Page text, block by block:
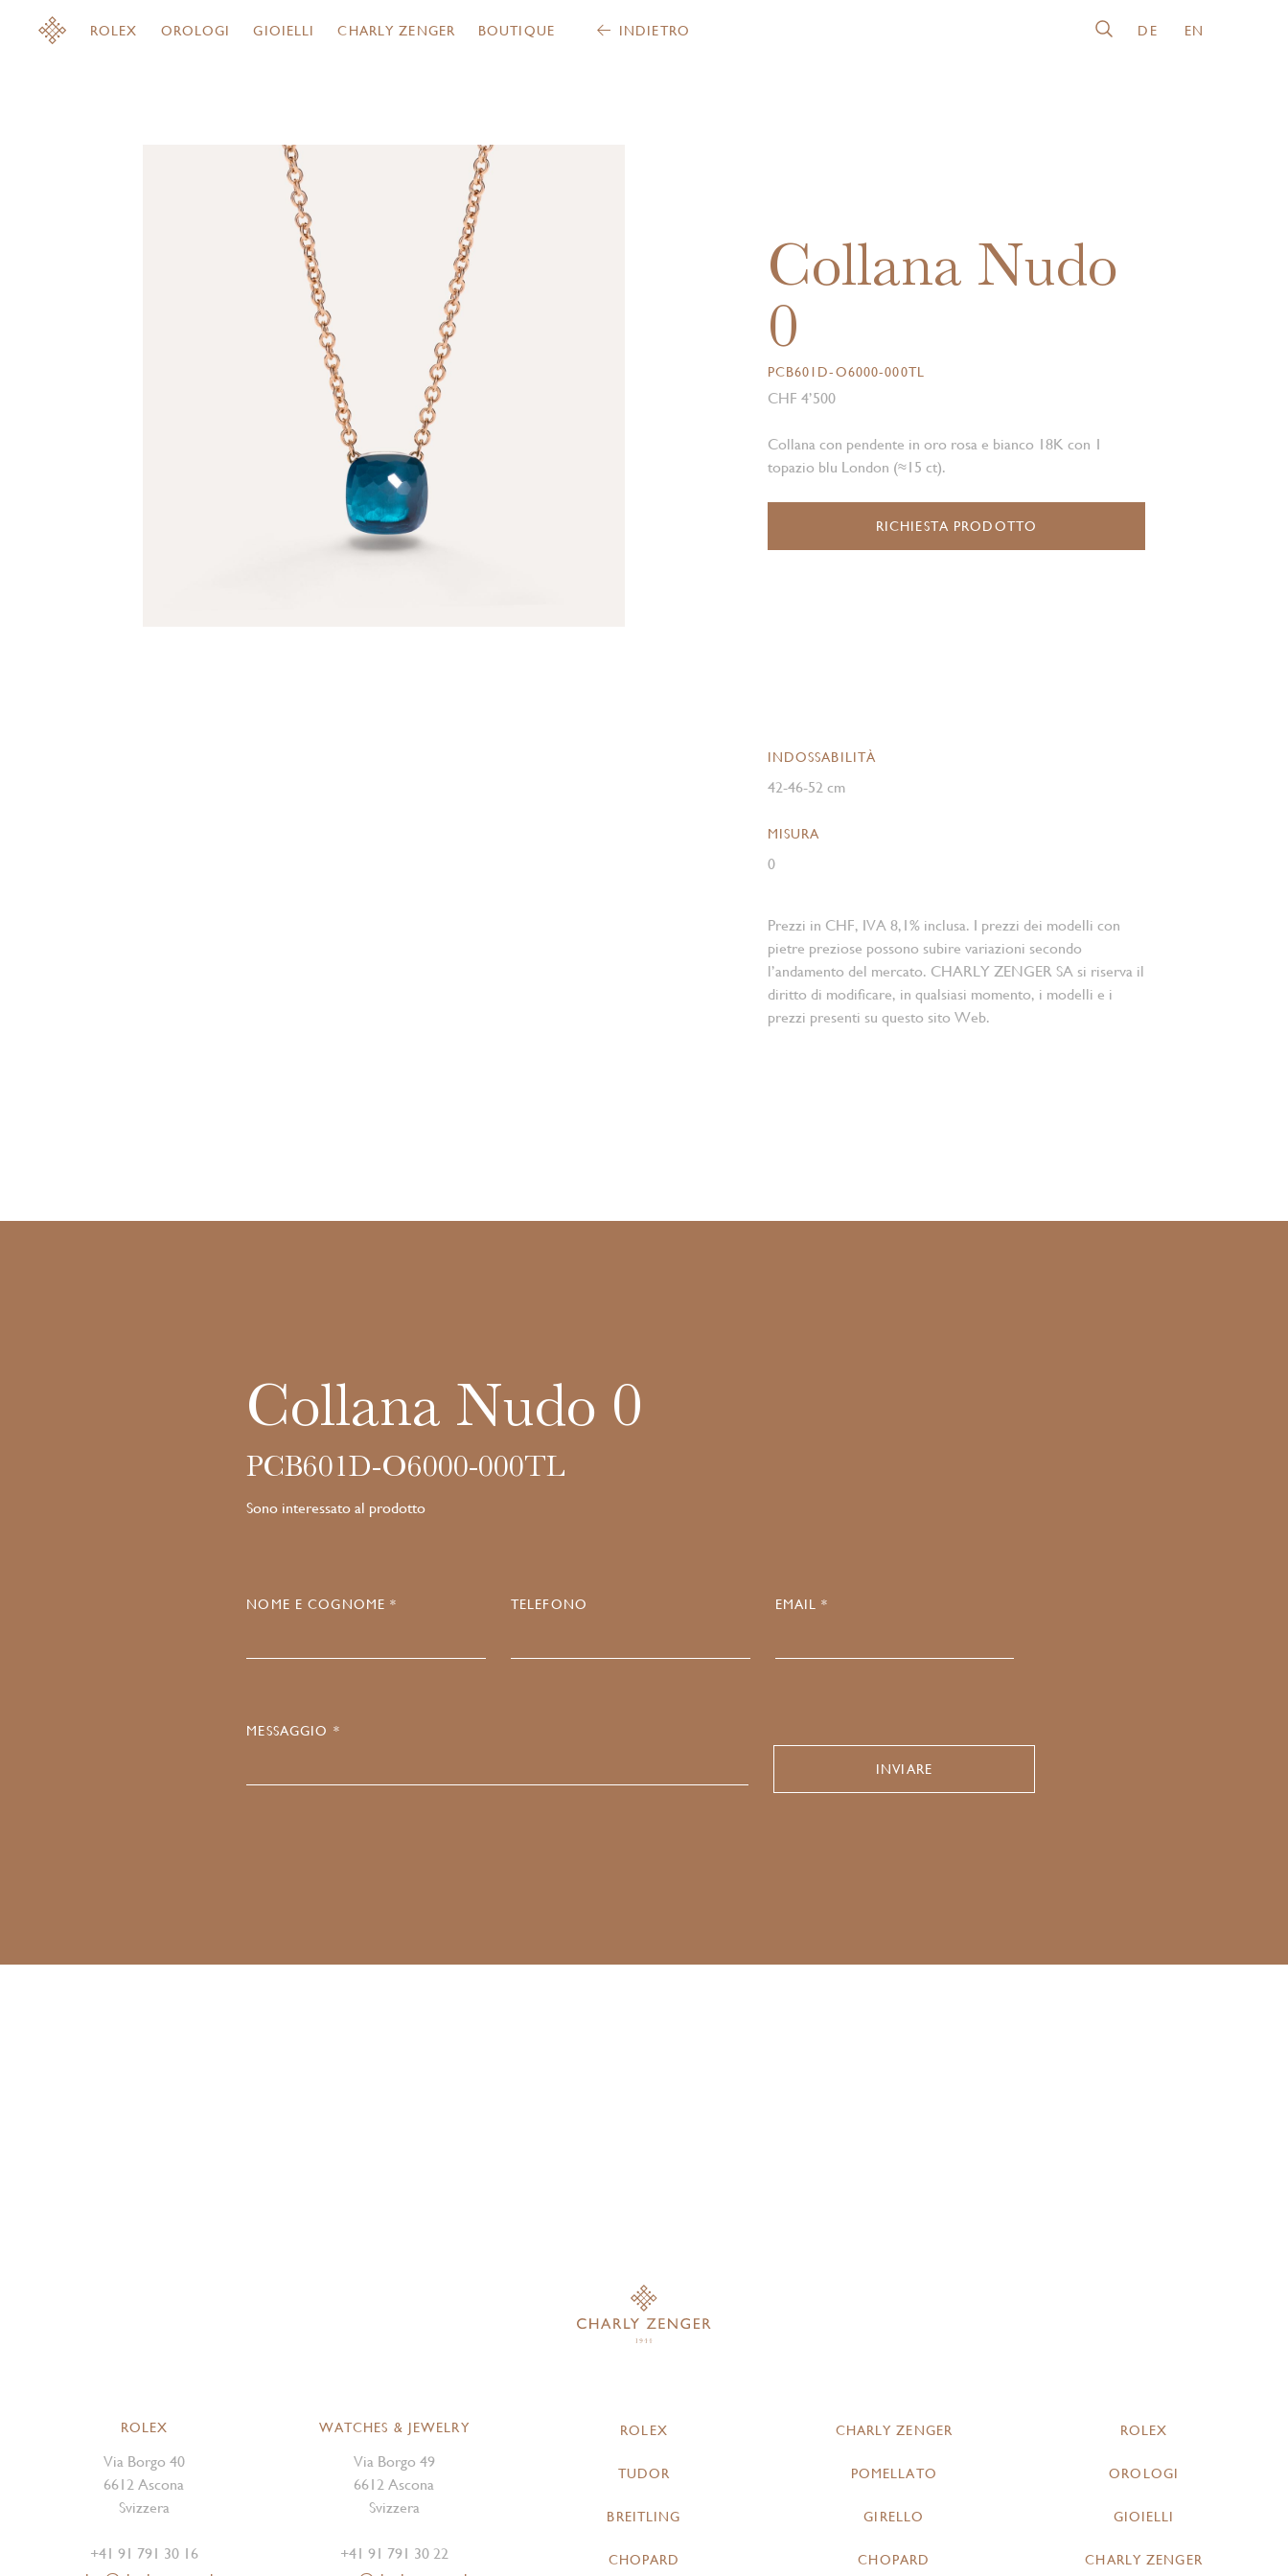
ROLEX OROLOGI GIOIELLI CHARLY ZENGER BOUTIQUE INDIETRO DE EN
Collana Nudo
0
PCB601D-O6000-000TL
CHF 4’500
Collana con pendente in oro rosa e bianco 18K con 1
topazio blu London (≈15 ct).
RICHIESTA PRODOTTO
INDOSSABILITÀ
42-46-52 cm
MISURA
0
Prezzi in CHF, IVA 8,1% inclusa. I prezzi dei modelli con
pietre preziose possono subire variazioni secondo
l’andamento del mercato. CHARLY ZENGER SA si riserva il
diritto di modificare, in qualsiasi momento, i modelli e i
prezzi presenti su questo sito Web.
Collana Nudo 0
PCB601D-O6000-000TL
Sono interessato al prodotto
NOME E COGNOME * TELEFONO EMAIL *
MESSAGGIO *
ROLEX
Via Borgo 40
6612 Ascona
Svizzera
+41 91 791 30 16
WATCHES & JEWELRY
Via Borgo 49
6612 Ascona
Svizzera
+41 91 791 30 22
ROLEX
TUDOR
BREITLING
CHOPARD
CHARLY ZENGER
POMELLATO
GIRELLO
CHOPARD
ROLEX
OROLOGI
GIOIELLI
CHARLY ZENGER